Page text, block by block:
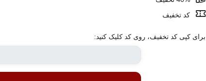
کد تخفیف
برای کپی کد تخفیف، روی کد کلیک کنید: